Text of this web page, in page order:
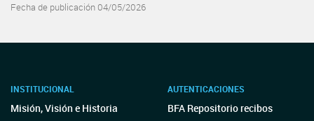
Fecha de publicación 04/05/2026
INSTITUCIONAL
Misión, Visión e Historia
AUTENTICACIONES
BFA Repositorio recibos